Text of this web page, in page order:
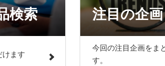
検索
けます
注目の企
今回の注目企画をま
す。